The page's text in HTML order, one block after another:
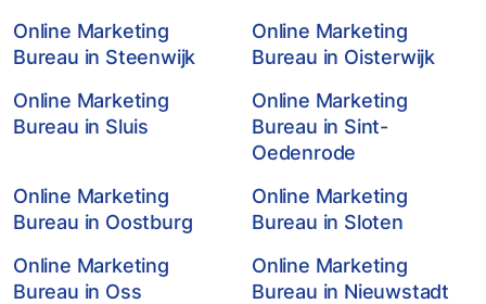
Online Marketing
Bureau in Steenwijk
Online Marketing
Bureau in Oisterwijk
Online Marketing
Bureau in Sluis
Online Marketing
Bureau in Sint-
Oedenrode
Online Marketing
Bureau in Oostburg
Online Marketing
Bureau in Sloten
Online Marketing
Bureau in Oss
Online Marketing
Bureau in Nieuwstadt